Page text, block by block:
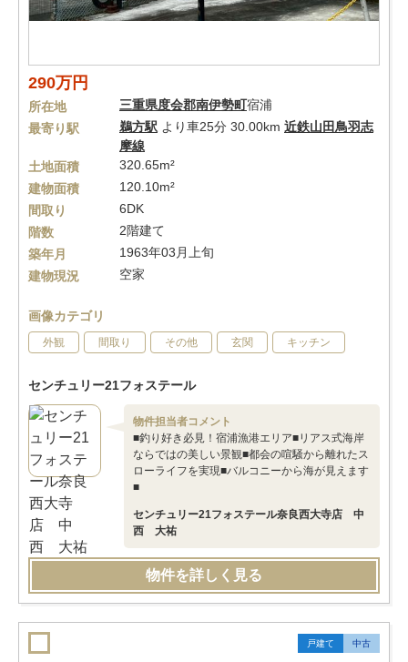
290万円
所在地 三重県度会郡南伊勢町宿浦
最寄り駅
鵜方駅 より車25分 30.00km 近鉄山田鳥羽志
摩線
土地面積
320.65m²
建物面積
120.10m²
間取り
6DK
階数
2階建て
築年月
1963年03月上旬
建物現況
空家
画像カテゴリ
外観 間取り その他 玄関 キッチン
センチュリー21フォステール
物件担当者コメント
■釣り好き必見！宿浦漁港エリア■リアス式海岸
ならではの美しい景観■都会の喧騒から離れたス
ローライフを実現■バルコニーから海が見えます
■
センチュリー21フォステール奈良西大寺店 中
西 大祐
物件を詳しく見る
戸建て 中古